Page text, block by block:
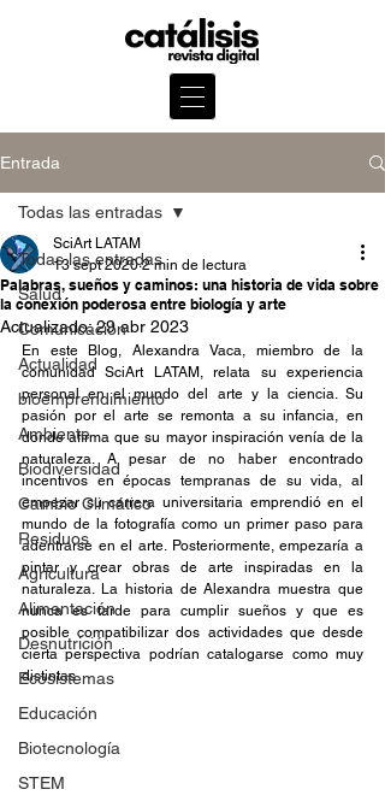
Entrada
Todas las entradas
Salud
Comunicación
Actualidad
bioemprendimiento
Ambiente
Biodiversidad
Cambio Climático
Residuos
Agricultura
Alimentación
Desnutrición
Ecosistemas
Educación
Biotecnología
STEM
Todas las entradas
Palabras, sueños y caminos: una historia de vida sobre
la conexión poderosa entre biología y arte
SciArt LATAM
13 sept 2020 2 min de lectura
Actualizado:29 abr 2023
En este Blog, Alexandra Vaca, miembro de la
comunidad SciArt LATAM, relata su experiencia
personal en el mundo del arte y la ciencia. Su
pasión por el arte se remonta a su infancia, en
donde afirma que su mayor inspiración venía de la
naturaleza. A pesar de no haber encontrado
incentivos en épocas tempranas de su vida, al
empezar su carrera universitaria emprendió en el
mundo de la fotografía como un primer paso para
adentrarse en el arte. Posteriormente, empezaría a
pintar y crear obras de arte inspiradas en la
naturaleza. La historia de Alexandra muestra que
nunca es tarde para cumplir sueños y que es
posible compatibilizar dos actividades que desde
cierta perspectiva podrían catalogarse como muy
distintas.